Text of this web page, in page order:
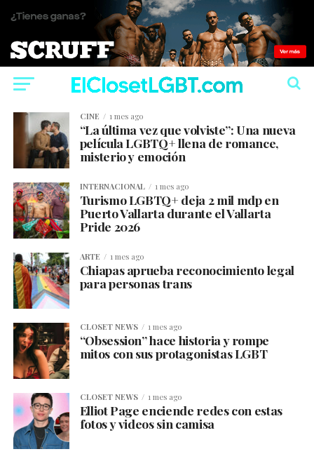
CINE 1 mes ago
“La última vez que volviste”: Una nueva
película LGBTQ+ llena de romance,
misterio y emoción
INTERNACIONAL 1 mes ago
Turismo LGBTQ+ deja 2 mil mdp en
Puerto Vallarta durante el Vallarta
Pride 2026
ARTE 1 mes ago
Chiapas aprueba reconocimiento legal
para personas trans
CLOSET NEWS 1 mes ago
“Obsession” hace historia y rompe
mitos con sus protagonistas LGBT
CLOSET NEWS 1 mes ago
Elliot Page enciende redes con estas
fotos y videos sin camisa